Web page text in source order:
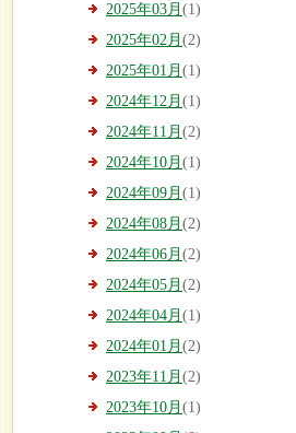
2025年03月 (1)
2025年02月 (2)
2025年01月 (1)
2024年12月 (1)
2024年11月 (2)
2024年10月 (1)
2024年09月 (1)
2024年08月 (2)
2024年06月 (2)
2024年05月 (2)
2024年04月 (1)
2024年01月 (2)
2023年11月 (2)
2023年10月 (1)